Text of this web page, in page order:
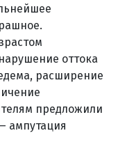
оттока
расширение
предложили
ампутация